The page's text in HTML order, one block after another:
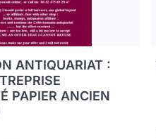
ANTIQUARIAT :
PAPIER ANCIEN